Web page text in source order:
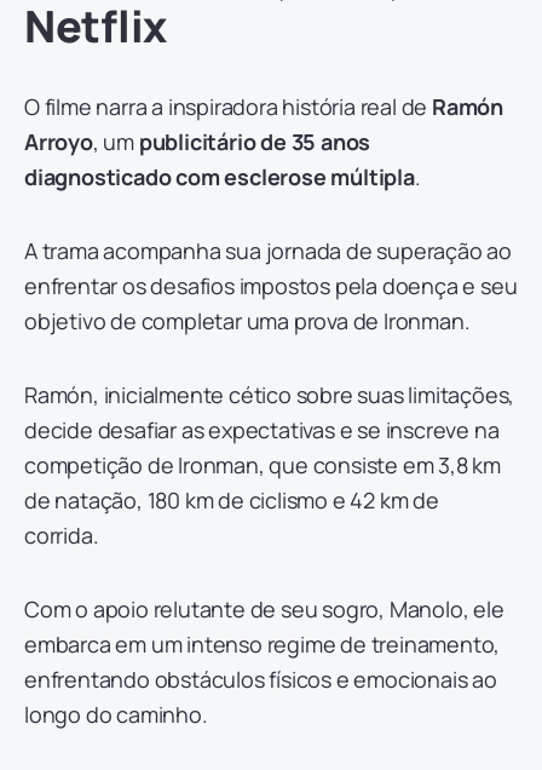
Netflix
O filme narra a inspiradora história real de Ramón
Arroyo, um publicitário de 35 anos
diagnosticado com esclerose múltipla.
A trama acompanha sua jornada de superação ao
enfrentar os desafios impostos pela doença e seu
objetivo de completar uma prova de Ironman.
Ramón, inicialmente cético sobre suas limitações,
decide desafiar as expectativas e se inscreve na
competição de Ironman, que consiste em 3,8 km
de natação, 180 km de ciclismo e 42 km de
corrida.
Com o apoio relutante de seu sogro, Manolo, ele
embarca em um intenso regime de treinamento,
enfrentando obstáculos físicos e emocionais ao
longo do caminho.